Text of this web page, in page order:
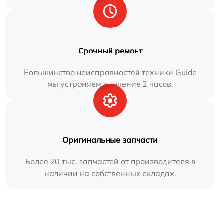
Срочный ремонт
Большинство неисправностей техники Guide
мы устраняем в течение 2 часов.
Оригинальные запчасти
Более 20 тыс. запчастей от производителя в
наличии на собственных складах.